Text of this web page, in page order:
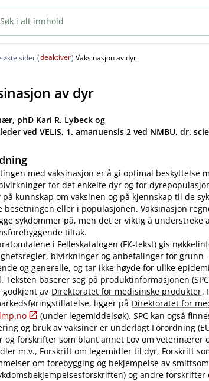
sider (deaktiver) Vaksinasjon av dyr
av dyr
phD Kari R. Lybeck og
ved VELIS, 1. amanuensis 2 ved NMBU, dr.
med vaksinasjon er å gi optimal beskyttelse
for det enkelte dyr og for
på kunnskap om vaksinen og på kjennskap til de
besetningen eller i populasjonen. Vaksinasjon
sykdommer på, men det er viktig å understreke
tiltak.
i Felleskatalogen (FK-tekst) gis
bivirkninger og anbefalinger for
og generelle, og tar ikke høyde for ulike
Teksten baserer seg på produktinformasjonen
godkjent av Direktoratet for medisinske produkter.
ligger på Direktoratet for
(under legemiddelsøk). SPC kan også
og bruk av vaksiner er underlagt Forordning
og forskrifter som blant annet Lov om veterinærer
m.v., Forskrift om legemidler til dyr, Forskrift
om forebygging og bekjempelse av
og andre forskrifter